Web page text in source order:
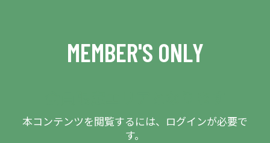
MEMBER'S ONLY
本コンテンツを閲覧するには、ログインが必要で
す。